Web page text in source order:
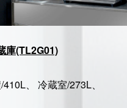
庫(TL2G01)
、 冷蔵室/273L、